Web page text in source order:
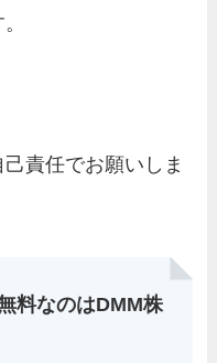
責任でお願いしま
料なのはDMM株